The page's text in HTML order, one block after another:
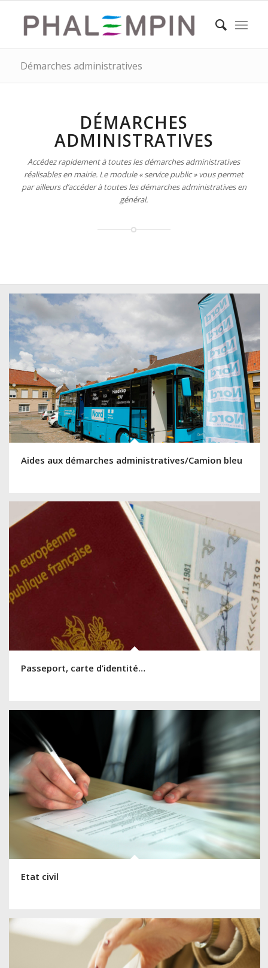
Démarches administratives
DÉMARCHES
ADMINISTRATIVES
Accédez rapidement à toutes les démarches administratives
réalisables en mairie. Le module « service public » vous permet
par ailleurs d’accéder à toutes les démarches administratives en
général.
Aides aux démarches administratives/Camion bleu
Passeport, carte d’identité…
Etat civil